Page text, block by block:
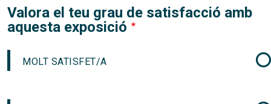
Valora el teu grau de satisfacció amb
aquesta exposició
MOLT SATISFET/A